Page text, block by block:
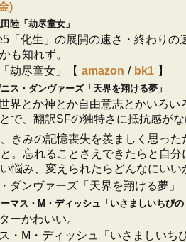
)
陸「劫尽童女」
「化生」の展開の速さ・終わり
も知れず。
劫尽童女」【 amazon / bk1 】
ス・ダンヴァーズ「天界を翔ける夢」
界とか神とか自由意志とかいろ
で、翻訳SFの独特さに抵抗感がな
、きみの記憶喪失を羨ましく思っ
。忘れることさえできたらと自
悩み、変えられたらどんなにいい
ダンヴァーズ「天界を翔ける夢」
ーマス・M・ディッシュ「いさましいちびの
ーかわいい。
・M・ディッシュ「いさましいち